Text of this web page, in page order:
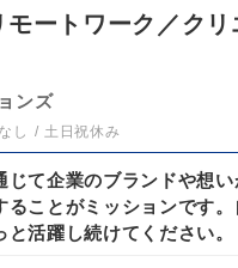
モートワーク／ク
ンズ
し 土日祝休み
じて企業のブランドや想
ることがミッションです
と活躍し続けてください。